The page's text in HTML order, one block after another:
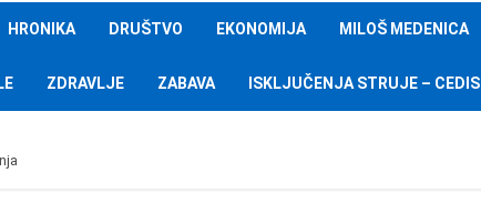
HRONIKA DRUŠTVO EKONOMIJA MILOŠ MEDENICA
ZDRAVLJE ZABAVA ISKLJUČENJA STRUJE – CEDIS